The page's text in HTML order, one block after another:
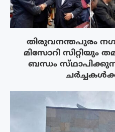
തിരുവനന്തപുരം
മിസോറി സിറ്റിയും
ബന്ധം